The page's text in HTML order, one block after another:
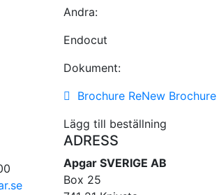
Andra:
Endocut
Dokument:
Brochure ReNew Brochure
Lägg till beställning
ADRESS
Apgar SVERIGE AB
Box 25